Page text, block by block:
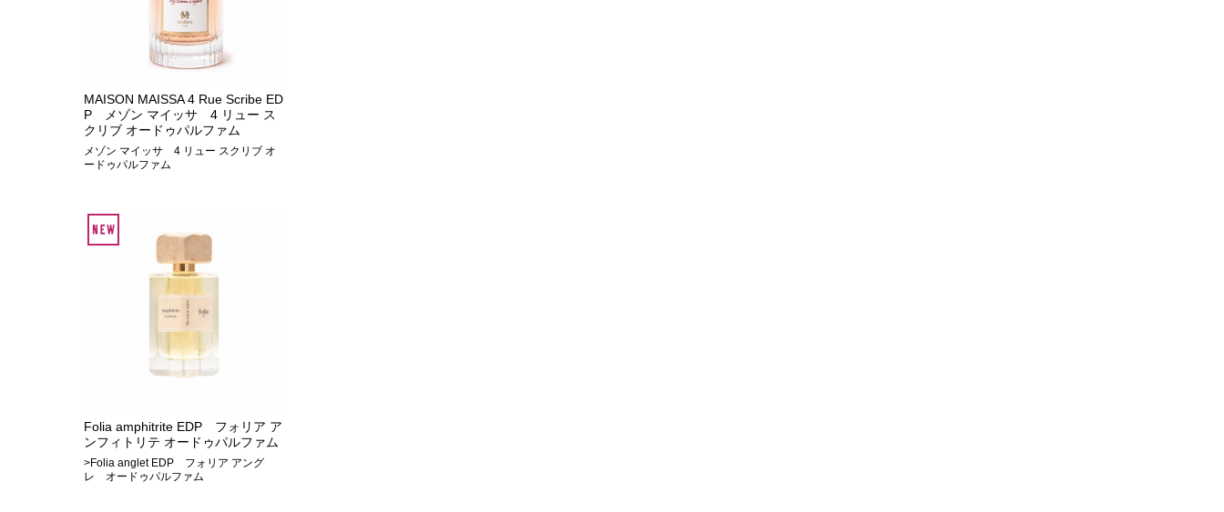
MAISON MAISSA 4 Rue Scribe ED
P メゾン マイッサ 4 リュー ス
クリブ オードゥパルファム
メゾン マイッサ 4 リュー スクリブ オ
ードゥパルファム
Folia amphitrite EDP フォリア ア
ンフィトリテ オードゥパルファム
>Folia anglet EDP フォリア アング
レ オードゥパルファム